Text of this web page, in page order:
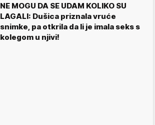
NE MOGU DA SE UDAM KOLIKO SU
LAGALI: Dušica priznala vruće
snimke, pa otkrila da li je imala seks s
kolegom u njivi!